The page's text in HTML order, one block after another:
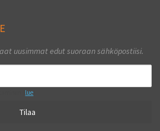
uusimmat edut suoraan sähköpostiisi.
lue
Tilaa